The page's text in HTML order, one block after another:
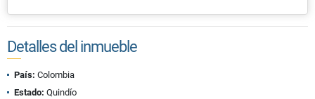
Detalles del inmueble
País: Colombia
Estado: Quindío